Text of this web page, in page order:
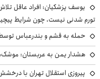
یوسف پزشکیان: افراد عاقل
تورم شدنی نیست، چون شرایط
حمله به قشم و بندرعباس
هشدار یمن به عربستان:
پیروزی استقلال تهران با